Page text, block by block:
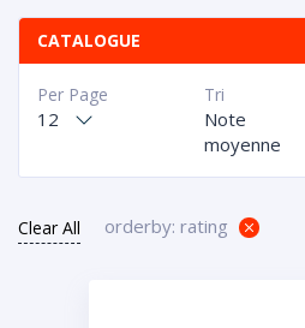
CATALOGUE
Tri
Note
moyenne
Per Page
12
Clear All orderby: rating